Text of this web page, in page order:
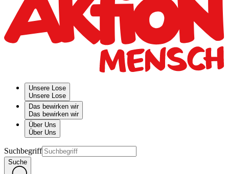
Unsere Lose
Unsere Lose
Das bewirken wir
Das bewirken wir
Über Uns
Über Uns
Suchbegriff
Suche